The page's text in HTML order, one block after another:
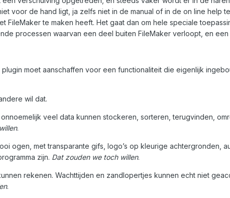
voor de hand ligt, ja zelfs niet in de manual of in de on line help
FileMaker te maken heeft. Het gaat dan om hele speciale
processen waarvan een deel buiten FileMaker verloopt, en
moet aanschaffen voor een functionaliteit die eigenlijk
wil dat.
veel data kunnen stockeren, sorteren, terugvinden,
.
ogen, met transparante gifs, logo’s op kleurige achtergronden,
zijn. Dat zouden we toch willen.
rekenen. Wachttijden en zandlopertjes kunnen echt niet
.